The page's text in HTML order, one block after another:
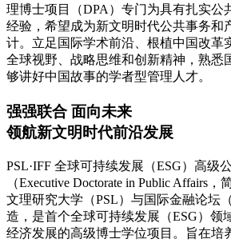
理博士项目（DPA）专门为具有扎实公
经验，希望成为新文明时代公共事务和
计。立足国际学术前沿、根植中国改革
全球视野、战略思维和创新精神，熟悉
够讲好中国故事的学者型管理人才。
强强联合 面向未来
领航新文明时代前沿发展
PSL·IFF 全球可持续发展（ESG）高级
（Executive Doctorate in Public Affairs
文理研究大学（PSL）与国际金融论坛
造，是首个全球可持续发展（ESG）领
经济发展的高级博士学位项目。旨在培